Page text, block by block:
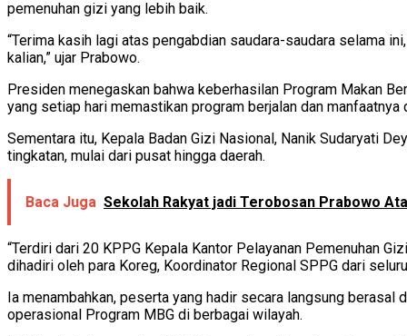
pemenuhan gizi yang lebih baik.
“Terima kasih lagi atas pengabdian saudara-saudara selama
kalian,” ujar Prabowo.
Presiden menegaskan bahwa keberhasilan Program Makan
yang setiap hari memastikan program berjalan dan manfaatnya
Sementara itu, Kepala Badan Gizi Nasional, Nanik Sudaryati
tingkatan, mulai dari pusat hingga daerah.
Baca Juga Sekolah Rakyat jadi Terobosan Prabowo
“Terdiri dari 20 KPPG Kepala Kantor Pelayanan Pemenuhan
dihadiri oleh para Koreg, Koordinator Regional SPPG dari
Ia menambahkan, peserta yang hadir secara langsung berasal
operasional Program MBG di berbagai wilayah.